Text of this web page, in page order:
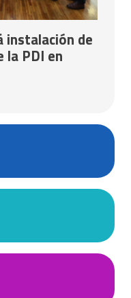
instalación de
PDI en